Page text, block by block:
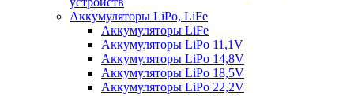
Аккумуляторы LiPo, LiFe
Аккумуляторы LiFe
Аккумуляторы LiPo 11,1V
Аккумуляторы LiPo 14,8V
Аккумуляторы LiPo 18,5V
Аккумуляторы LiPo 22,2V